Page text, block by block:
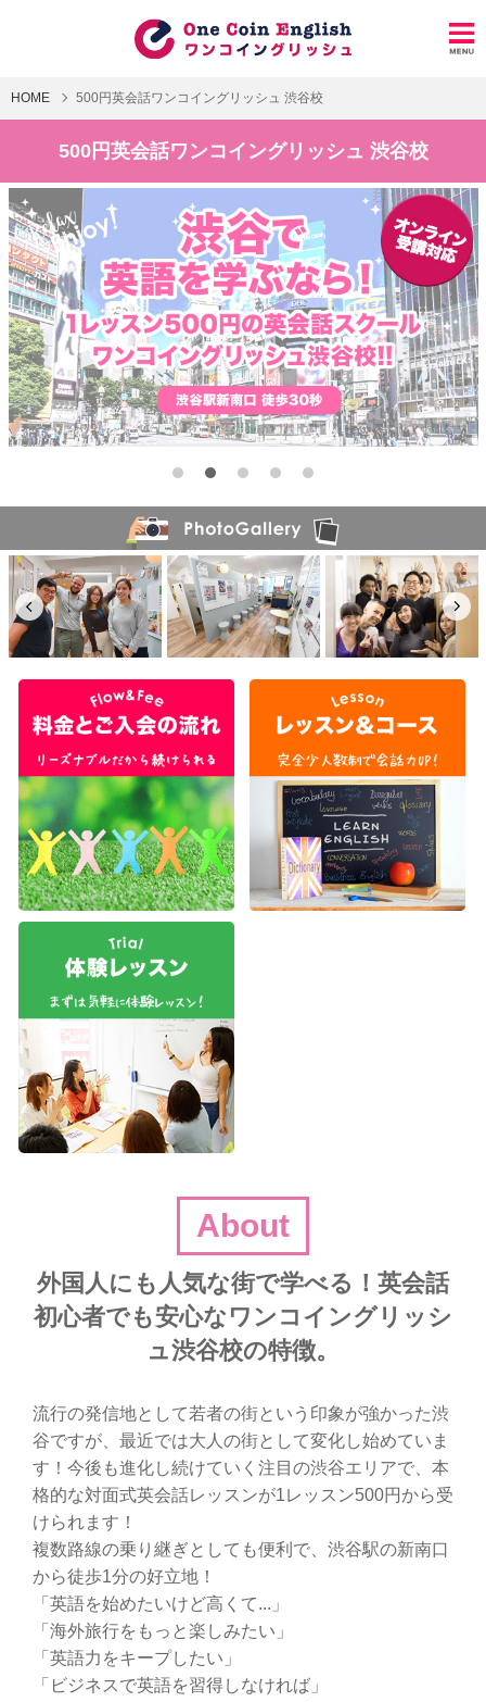
HOME 500円英会話ワンコイングリッシュ 渋谷校
500円英会話ワンコイングリッシュ 渋谷校
About
外国人にも人気な街で学べる！英会話
初心者でも安心なワンコイングリッシ
ュ渋谷校の特徴。
流行の発信地として若者の街という印象が強かった渋
谷ですが、最近では大人の街として変化し始めていま
す！今後も進化し続けていく注目の渋谷エリアで、本
格的な対面式英会話レッスンが1レッスン500円から受
けられます！
複数路線の乗り継ぎとしても便利で、渋谷駅の新南口
から徒歩1分の好立地！
「英語を始めたいけど高くて...」
「海外旅行をもっと楽しみたい」
「英語力をキープしたい」
「ビジネスで英語を習得しなければ」